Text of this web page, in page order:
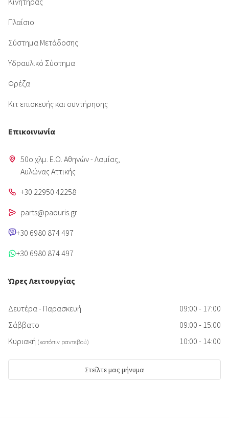
Πλαίσιο
Σύστημα Μετάδοσης
Υδραυλικό Σύστημα
Φρέζα
Κιτ επισκευής και συντήρησης
Επικοινωνία
50o χλμ. Ε.Ο. Αθηνών - Λαμίας,
Aυλώνας Αττικής
+30 22950 42258
parts@paouris.gr
+30 6980 874 497
+30 6980 874 497
Ώρες Λειτουργίας
Δευτέρα - Παρασκευή
09:00 - 17:00
Σάββατο
09:00 - 15:00
Κυριακή (κατόπιν ραντεβού) 10:00 - 14:00
Στείλτε μας μήνυμα